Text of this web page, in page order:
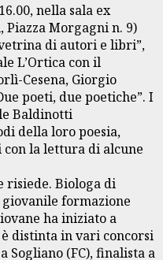
nella sala ex
Piazza Morgagni n. 9)
di autori e libri”,
L’Ortica con il
Cesena, Giorgio
poeti, due poetiche”. I
Baldinotti
della loro poesia,
la lettura di alcune
risiede. Biologa di
formazione
ha iniziato a
distinta in vari concorsi
Sogliano (FC), finalista a